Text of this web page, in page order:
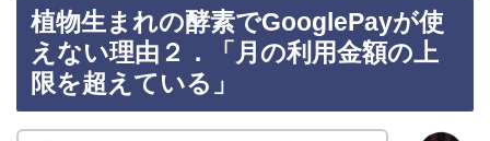
植物生まれの酵素でGooglePayが使
えない理由２．「月の利用金額の上
限を超えている」